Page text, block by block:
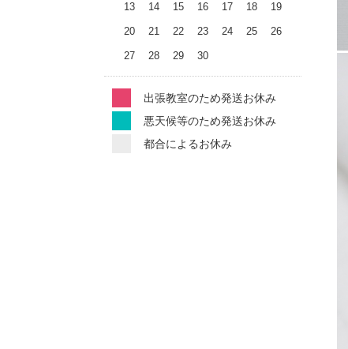
13 14 15 16 17 18 19
20 21 22 23 24 25 26
27 28 29 30
出張教室のため発送お休み
悪天候等のため発送お休み
都合によるお休み